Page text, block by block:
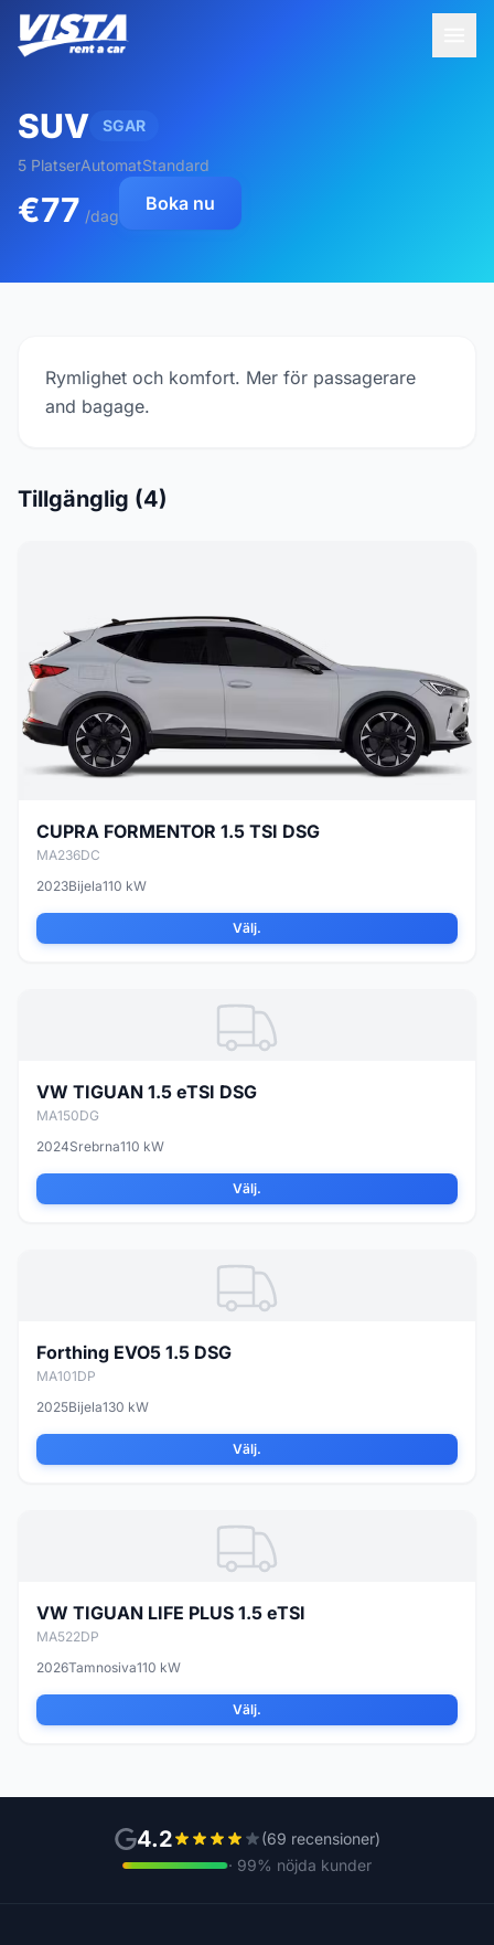
SUV SGAR
5 PlatserAutomatStandard
€77 /dag
Boka nu
Rymlighet och komfort. Mer för passagerare
and bagage.
Tillgänglig (4)
CUPRA FORMENTOR 1.5 TSI DSG
MA236DC
2023Bijela110 kW
Välj.
VW TIGUAN 1.5 eTSI DSG
MA150DG
2024Srebrna110 kW
Välj.
Forthing EVO5 1.5 DSG
MA101DP
2025Bijela130 kW
Välj.
VW TIGUAN LIFE PLUS 1.5 eTSI
MA522DP
2026Tamnosiva110 kW
Välj.
4.2
(69 recensioner)
· 99% nöjda kunder